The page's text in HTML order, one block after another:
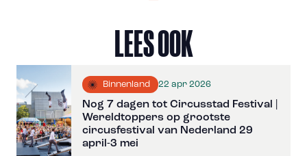
LEES OOK
Binnenland 22 apr 2026
Nog 7 dagen tot Circusstad Festival |
Wereldtoppers op grootste
circusfestival van Nederland 29
april-3 mei